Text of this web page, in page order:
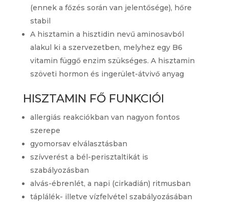
(ennek a főzés során van jelentősége), hőre
stabil
A hisztamin a hisztidin nevű aminosavból
alakul ki a szervezetben, melyhez egy B6
vitamin függő enzim szükséges. A hisztamin
szöveti hormon és ingerület-átvivő anyag
HISZTAMIN FŐ FUNKCIÓI
allergiás reakciókban van nagyon fontos
szerepe
gyomorsav elválasztásban
szívverést a bél-perisztaltikát is
szabályozásban
alvás-ébrenlét, a napi (cirkadián) ritmusban
táplálék- illetve vízfelvétel szabályozásában